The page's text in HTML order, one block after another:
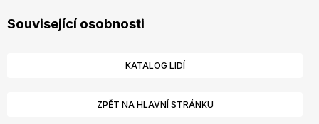
Související osobnosti
KATALOG LIDÍ
ZPĚT NA HLAVNÍ STRÁNKU